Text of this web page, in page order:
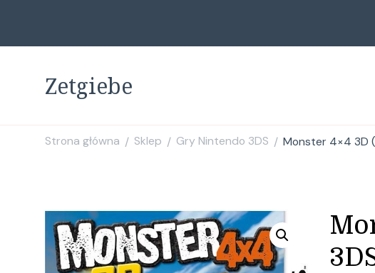
Zetgiebe
Strona główna / Sklep / Gry Nintendo 3DS / Monster 4×4 3D